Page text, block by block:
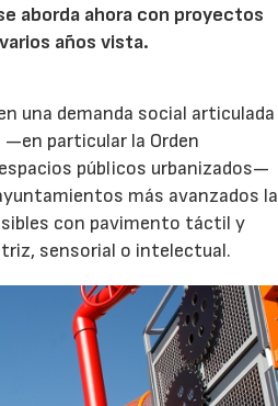
aborda ahora con proyectos
años vista.
una demanda social articulada
particular la Orden
públicos urbanizados—
más avanzados la
con pavimento táctil y
sensorial o intelectual.
02/07/2026